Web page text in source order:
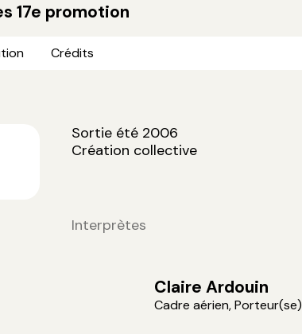
17e promotion
Crédits
Sortie été 2006
Création collective
Interprètes
Claire Ardouin
Cadre aérien, Porteur(se)